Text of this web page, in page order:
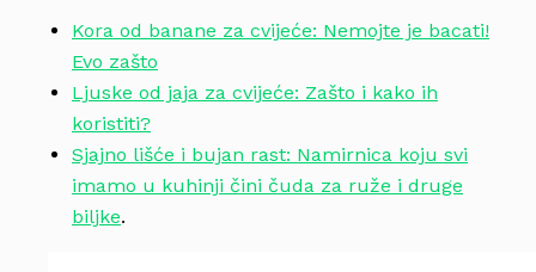
Kora od banane za cvijeće: Nemojte je bacati!
Evo zašto
Ljuske od jaja za cvijeće: Zašto i kako ih
koristiti?
Sjajno lišće i bujan rast: Namirnica koju svi
imamo u kuhinji čini čuda za ruže i druge
biljke.